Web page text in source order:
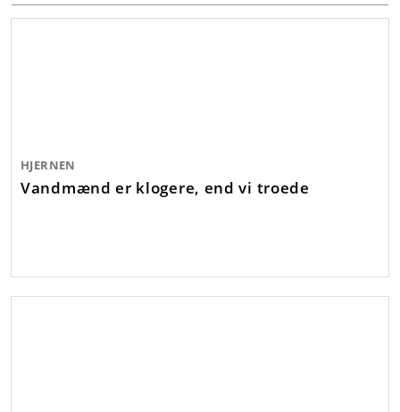
HJERNEN
Vandmænd er klogere, end vi troede